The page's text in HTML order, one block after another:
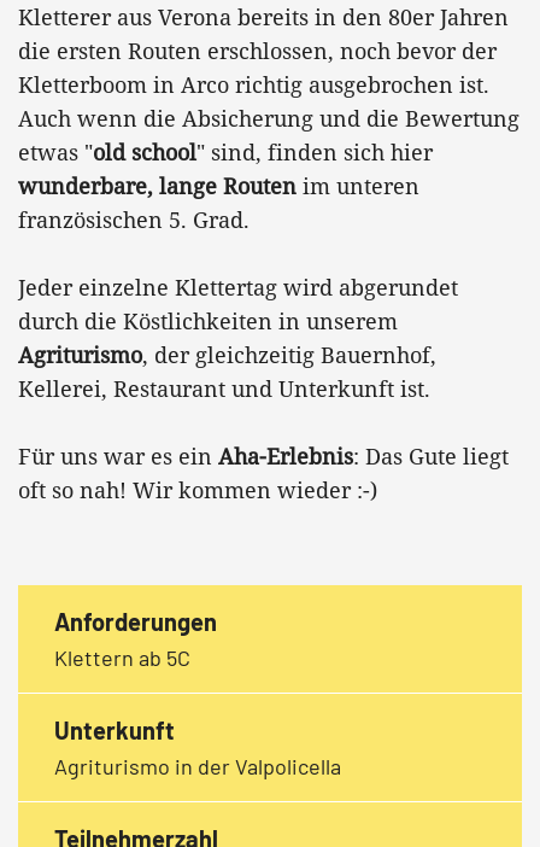
Kletterer aus Verona bereits in den 80er Jahren
die ersten Routen erschlossen, noch bevor der
Kletterboom in Arco richtig ausgebrochen ist.
Auch wenn die Absicherung und die Bewertung
etwas "old school" sind, finden sich hier
wunderbare, lange Routen im unteren
französischen 5. Grad.
Jeder einzelne Klettertag wird abgerundet
durch die Köstlichkeiten in unserem
Agriturismo, der gleichzeitig Bauernhof,
Kellerei, Restaurant und Unterkunft ist.
Für uns war es ein Aha-Erlebnis: Das Gute liegt
oft so nah! Wir kommen wieder :-)
Anforderungen
Klettern ab 5C
Unterkunft
Agriturismo in der Valpolicella
Teilnehmerzahl